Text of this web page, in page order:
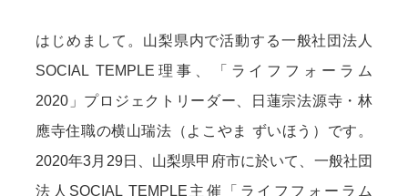
はじめまして。山梨県内で活動する一般社団法人
SOCIAL TEMPLE理事、「ライフフォーラム
2020」プロジェクトリーダー、日蓮宗法源寺・林
應寺住職の横山瑞法（よこやま ずいほう）です。
2020年3月29日、山梨県甲府市に於いて、一般社団
法人SOCIAL TEMPLE主催「ライフフォーラム